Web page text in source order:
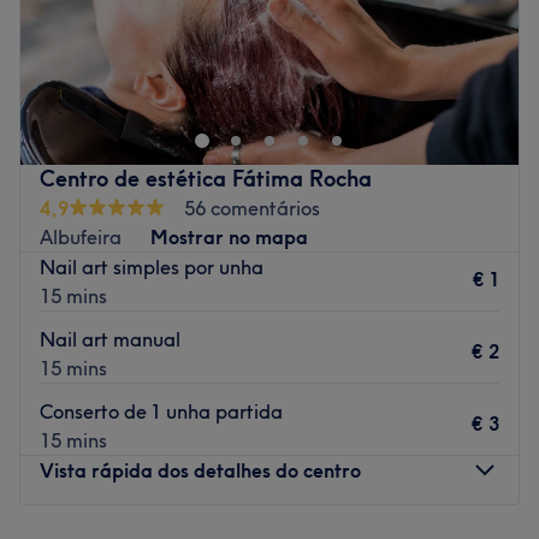
Fashion Hair Espaço da Beleza encontra-se em
Quarteira. Se procuras os melhores tratamentos de
estética, com as melhores marcas e o melhor trato
possível, faz a tua reserva e comprova por ti mesma!
Transporte público mais próximo:
A equipa:
Uma equipa com anos de experiência no sector e em
constante formação, para poder oferece-te os melhores
tratamentos.
O que mais gostamos:
Ambiente: elegante, chique e moderno
Especializados em: beleza
Centro de estética Fátima Rocha
4,9
56 comentários
Albufeira
Mostrar no mapa
Nail art simples por unha
15 mins
€ 1
Nail art manual
15 mins
€ 2
Conserto de 1 unha partida
15 mins
€ 3
Vista rápida dos detalhes do centro